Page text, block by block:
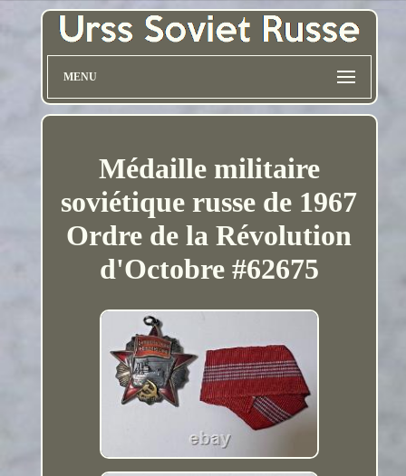
MENU
Médaille militaire
soviétique russe de 1967
Ordre de la Révolution
d'Octobre #62675